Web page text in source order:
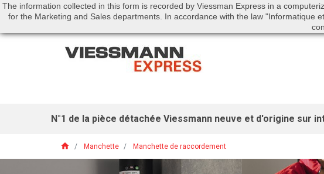
Call us:01 46 01 51 53
N°1 de la pièce détachée Viessmann neuve et d'origine sur
home Manchette Manchette de raccordement
The information collected in this form is recorded by Viessman Express in a
for the Marketing and Sales departments. In accordance with the law "Informatique